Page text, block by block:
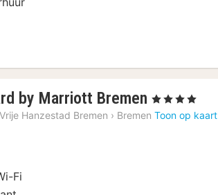
by Marriott Bremen 1
nacht
, 4 Sterren
Vrije Hanzestad Bremen › Bremen Toon op kaart
Fi